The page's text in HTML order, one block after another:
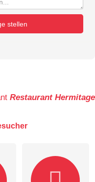
stellen
Restaurant Hermitage